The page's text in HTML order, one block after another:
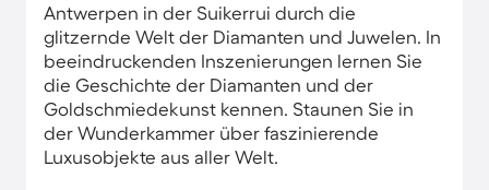
Antwerpen in der Suikerrui durch die
glitzernde Welt der Diamanten und Juwelen. In
beeindruckenden Inszenierungen lernen Sie
die Geschichte der Diamanten und der
Goldschmiedekunst kennen. Staunen Sie in
der Wunderkammer über faszinierende
Luxusobjekte aus aller Welt.